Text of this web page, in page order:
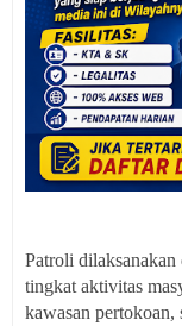
Patroli
tingkat aktivitas
kawasan pertokoan,